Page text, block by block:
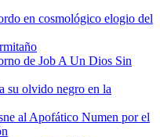
en cosmológico elogio del
de Job A Un Dios Sin
su olvido negro en la
al Apofático Numen por el